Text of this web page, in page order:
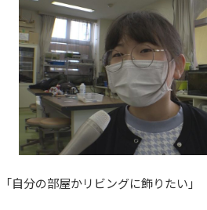
「自分の部屋かリビングに飾りたい」